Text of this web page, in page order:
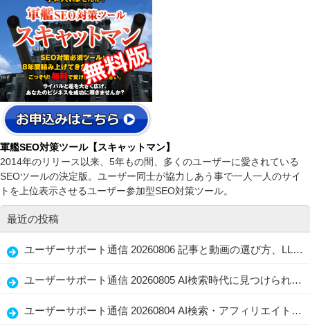
軍艦SEO対策ツール【スキャットマン】
2014年のリリース以来、5年もの間、多くのユーザーに愛されている
SEOツールの決定版。ユーザー同士が協力しあう事で一人一人のサイ
トを上位表示させるユーザー参加型SEO対策ツール。
最近の投稿
ユーザーサポート通信 20260806 記事と動画の選び方、LLMO・GEOで忘れない読者ファースト
ユーザーサポート通信 20260805 AI検索時代に見つけられる店舗情報と記事の整え方、生かし方
ユーザーサポート通信 20260804 AI検索・アフィリエイト・水着選びに共通する「伝わる情報設計」